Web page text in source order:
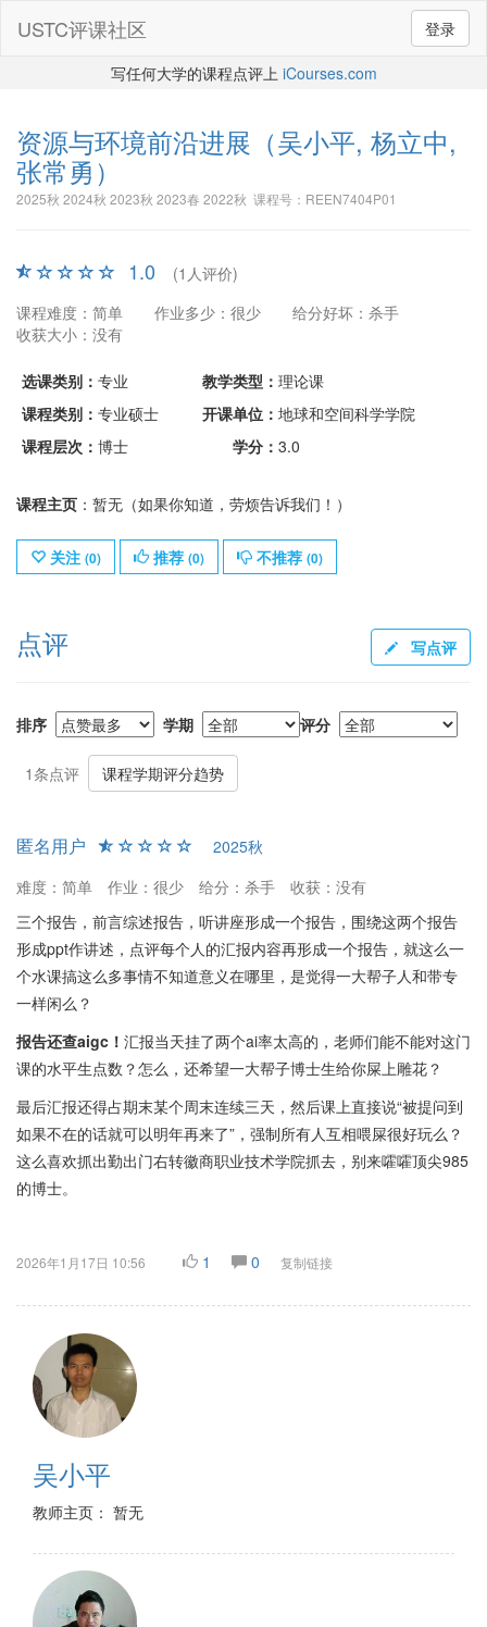
登录
USTC评课社区
写任何大学的课程点评上 iCourses.com
资源与环境前沿进展 （吴小平, 杨立中,
张常勇）
2025秋 2024秋 2023秋 2023春 2022秋 课程号：REEN7404P01
1.0
(1人评价)
课程难度：简单
作业多少：很少
给分好坏：杀手
收获大小：没有
选课类别： 专业 教学类型： 理论课
课程类别： 专业硕士 开课单位： 地球和空间科学学院
课程层次： 博士 学分： 3.0
课程主页 ：暂无（如果你知道，劳烦告诉我们！）
关注 (0) 推荐 (0) 不推荐 (0)
点评 写点评
排序 学期 评分
1条点评 课程学期评分趋势
匿名用户
2025秋
难度：简单
作业：很少 给分：杀手
收获：没有
三个报告，前言综述报告，听讲座形成一个报告，围绕这两个报告
形成ppt作讲述，点评每个人的汇报内容再形成一个报告，就这么一
个水课搞这么多事情不知道意义在哪里，是觉得一大帮子人和带专
一样闲么？
报告还查aigc！ 汇报当天挂了两个ai率太高的，老师们能不能对这门
课的水平生点数？怎么，还希望一大帮子博士生给你屎上雕花？
最后汇报还得占期末某个周末连续三天，然后课上直接说“被提问到
如果不在的话就可以明年再来了”，强制所有人互相喂屎很好玩么？
这么喜欢抓出勤出门右转徽商职业技术学院抓去，别来嚯嚯顶尖985
的博士。
2026年1月17日 10:56 1 0 复制链接
吴小平
教师主页： 暂无